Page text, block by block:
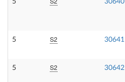
5 30640
5 S2 30641
5 S2 30642